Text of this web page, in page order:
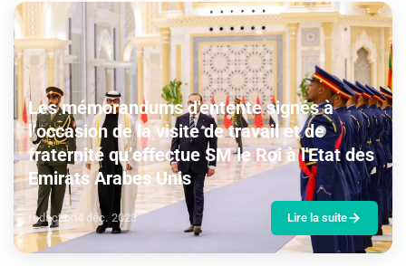
Les mémorandums d'entente signés à
l’occasion de la visite de travail et de
fraternité qu’effectue SM le Roi à l'Etat des
Emirats Arabes Unis
redaction 4 déc. 2023 Lire la suite